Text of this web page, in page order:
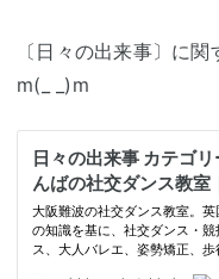
〔日々の出来事〕に
m(_ _)m